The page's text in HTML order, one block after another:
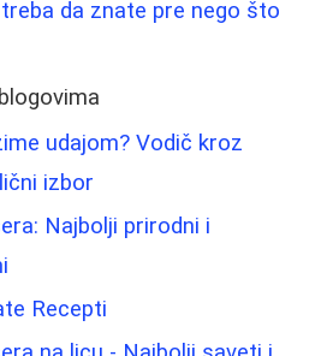
da znate pre nego što
udajom? Vodič kroz
izbor
Najbolji prirodni i
Recepti